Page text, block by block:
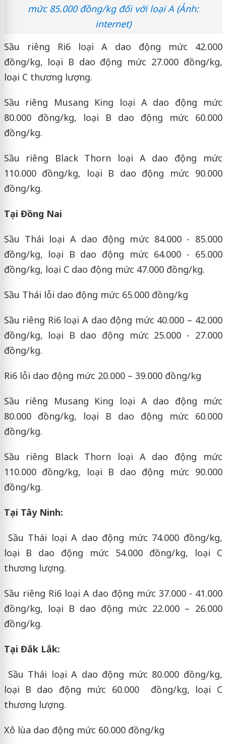
mức 85.000 đồng/kg đối với loại A (Ảnh:
internet)
Sầu riêng Ri6 loại A dao động mức 42.000
đồng/kg, loại B dao động mức 27.000 đồng/kg,
loại C thương lượng.
Sầu riêng Musang King loại A dao động mức
80.000 đồng/kg, loại B dao động mức 60.000
đồng/kg.
Sầu riêng Black Thorn loại A dao động mức
110.000 đồng/kg, loại B dao động mức 90.000
đồng/kg.
Tại Đồng Nai
Sầu Thái loại A dao động mức 84.000 - 85.000
đồng/kg, loại B dao động mức 64.000 - 65.000
đồng/kg, loại C dao động mức 47.000 đồng/kg.
Sầu Thái lỗi dao động mức 65.000 đồng/kg
Sầu riêng Ri6 loại A dao động mức 40.000 – 42.000
đồng/kg, loại B dao động mức 25.000 - 27.000
đồng/kg.
Ri6 lỗi dao động mức 20.000 – 39.000 đồng/kg
Sầu riêng Musang King loại A dao động mức
80.000 đồng/kg, loại B dao động mức 60.000
đồng/kg.
Sầu riêng Black Thorn loại A dao động mức
110.000 đồng/kg, loại B dao động mức 90.000
đồng/kg.
Tại Tây Ninh:
Sầu Thái loại A dao động mức 74.000 đồng/kg,
loại B dao động mức 54.000 đồng/kg, loại C
thương lượng.
Sầu riêng Ri6 loại A dao động mức 37.000 - 41.000
đồng/kg, loại B dao động mức 22.000 – 26.000
đồng/kg.
Tại Đắk Lắk:
Sầu Thái loại A dao động mức 80.000 đồng/kg,
loại B dao động mức 60.000 đồng/kg, loại C
thương lượng.
Xô lùa dao động mức 60.000 đồng/kg